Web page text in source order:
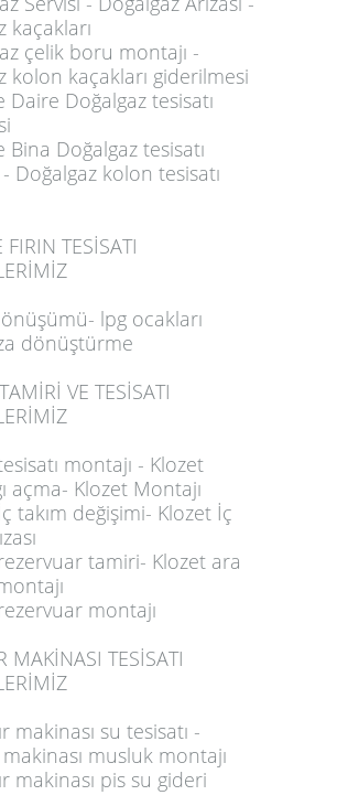
kaçakları
çelik boru montajı -
kolon kaçakları giderilmesi
Daire Doğalgaz tesisatı
Bina Doğalgaz tesisatı
Doğalgaz kolon tesisatı
FIRIN TESİSATI
lpg ocakları
dönüştürme
VE TESİSATI
montajı - Klozet
açma- Klozet Montajı
takım değişimi- Klozet İç
tamiri- Klozet ara
montajı
MAKİNASI TESİSATI
makinası su tesisatı -
makinası musluk montajı
makinası pis su gideri